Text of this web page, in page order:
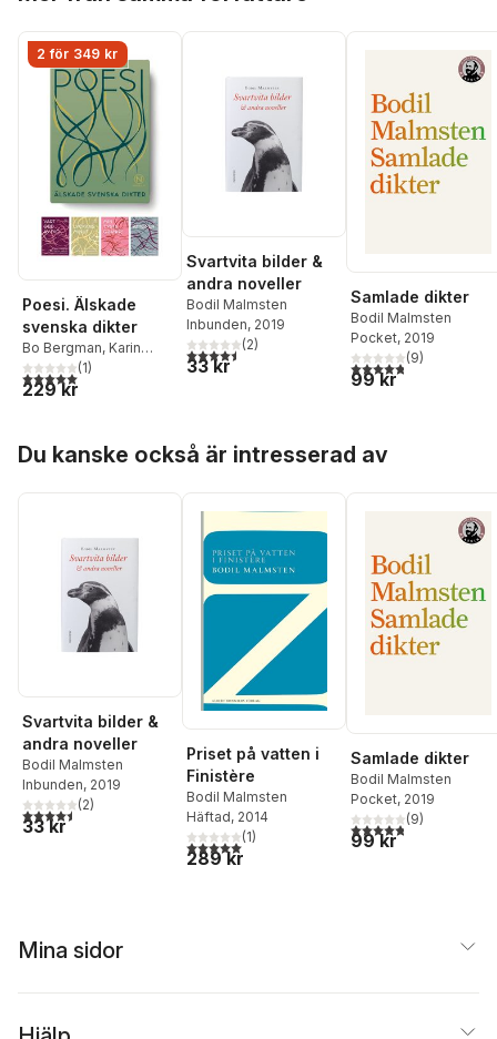
2 för 349 kr
Poesi. Älskade
svenska dikter
Bo Bergman, Karin
Boye,Pär Lagerkvist
m.fl.,Bodil Malmsten
5,0utav 5 stjärnor. Totalt antal röster:
(1)
229 kr
Svartvita bilder &
andra noveller
Bodil Malmsten
Inbunden, 2019
4,5utav 5 stjärnor. Totalt antal röster:
(2)
33 kr
Samlade dikter
Bodil Malmsten
Pocket, 2019
4,8utav 5 stjärnor.
(9)
99 kr
Du kanske också är intresserad av
Svartvita bilder &
andra noveller
Bodil Malmsten
Inbunden, 2019
4,5utav 5 stjärnor. Totalt antal röster:
(2)
33 kr
Priset på vatten i
Finistère
Bodil Malmsten
Häftad, 2014
5,0utav 5 stjärnor. Totalt antal röster:
(1)
289 kr
Samlade dikter
Bodil Malmsten
Pocket, 2019
4,8utav 5 stjärnor.
(9)
99 kr
Mina sidor